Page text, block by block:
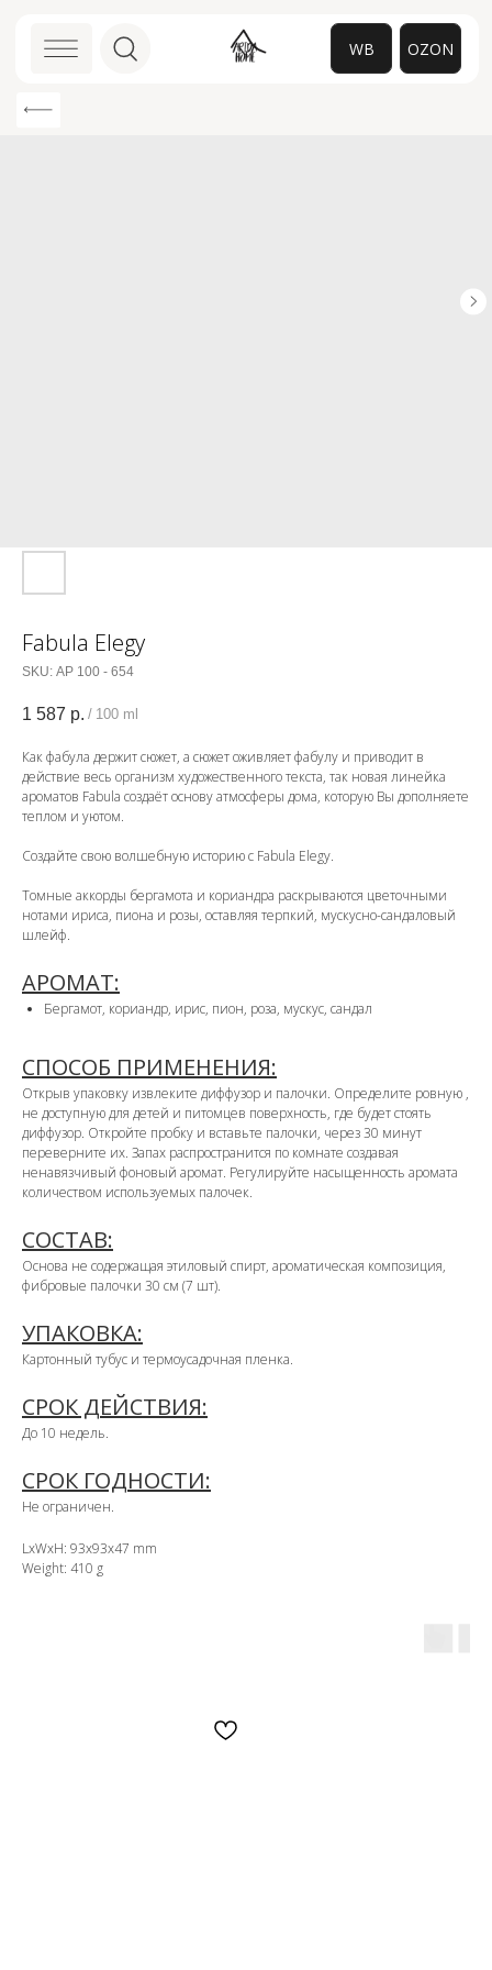
WB
Fabula Elegy
SKU: АР 100 - 654
1 587 р. / 100 ml
Как фабула держит сюжет, а сюжет оживляет фабулу и приводит в
действие весь организм художественного текста, так новая линейка
ароматов Fabula создаёт основу атмосферы дома, которую Вы дополняете
теплом и уютом.
Создайте свою волшебную историю с Fabula Elegy.
Томные аккорды бергамота и кориандра раскрываются цветочными
нотами ириса, пиона и розы, оставляя терпкий, мускусно-сандаловый
шлейф.
АРОМАТ:
Бергамот, кориандр, ирис, пион, роза, мускус, сандал
СПОСОБ ПРИМЕНЕНИЯ:
Открыв упаковку извлеките диффузор и палочки. Определите ровную ,
не доступную для детей и питомцев поверхность, где будет стоять
диффузор. Откройте пробку и вставьте палочки, через 30 минут
переверните их. Запах распространится по комнате создавая
ненавязчивый фоновый аромат. Регулируйте насыщенность аромата
количеством используемых палочек.
СОСТАВ:
Основа не содержащая этиловый спирт, ароматическая композиция,
фибровые палочки 30 см (7 шт).
УПАКОВКА:
Картонный тубус и термоусадочная пленка.
СРОК ДЕЙСТВИЯ:
До 10 недель.
СРОК ГОДНОСТИ:
Не ограничен.
LxWxH: 93x93x47 mm
Weight: 410 g